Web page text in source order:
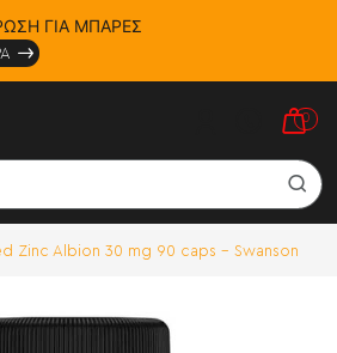
ΓΙΑ ΜΠΑΡΕΣ
0
Zinc Albion 30 mg 90 caps - Swanson